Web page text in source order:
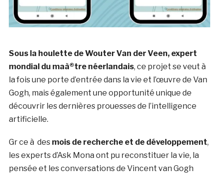
Sous la houlette de Wouter Van der Veen, expert
mondial du maà®tre néerlandais, ce projet se veut à
la fois une porte d’entrée dans la vie et l’œuvre de Van
Gogh, mais également une opportunité unique de
découvrir les dernières prouesses de l’intelligence
artificielle.
Gr ce à des mois de recherche et de développement,
les experts d’Ask Mona ont pu reconstituer la vie, la
pensée et les conversations de Vincent van Gogh